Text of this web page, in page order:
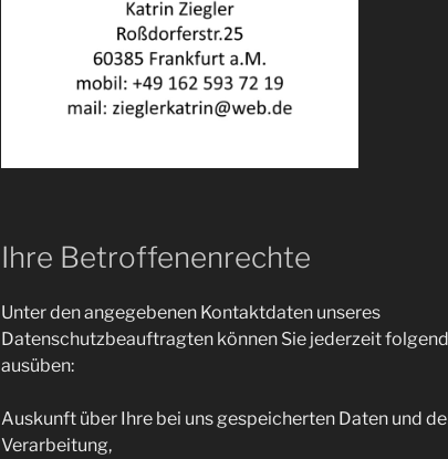
Ihre Betroffenenrechte
Unter den angegebenen Kontaktdaten unseres
Datenschutzbeauftragten können Sie jederzeit
ausüben:
Auskunft über Ihre bei uns gespeicherten Daten und
Verarbeitung,